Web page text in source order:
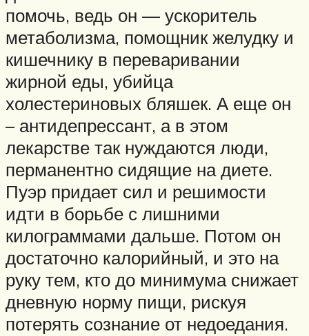
помочь, ведь он — ускоритель
метаболизма, помощник желудку и
кишечнику в переваривании
жирной еды, убийца
холестериновых бляшек. А еще он
– антидепрессант, а в этом
лекарстве так нуждаются люди,
перманентно сидящие на диете.
Пуэр придает сил и решимости
идти в борьбе с лишними
килограммами дальше. Потом он
достаточно калорийный, и это на
руку тем, кто до минимума снижает
дневную норму пищи, рискуя
потерять сознание от недоедания.